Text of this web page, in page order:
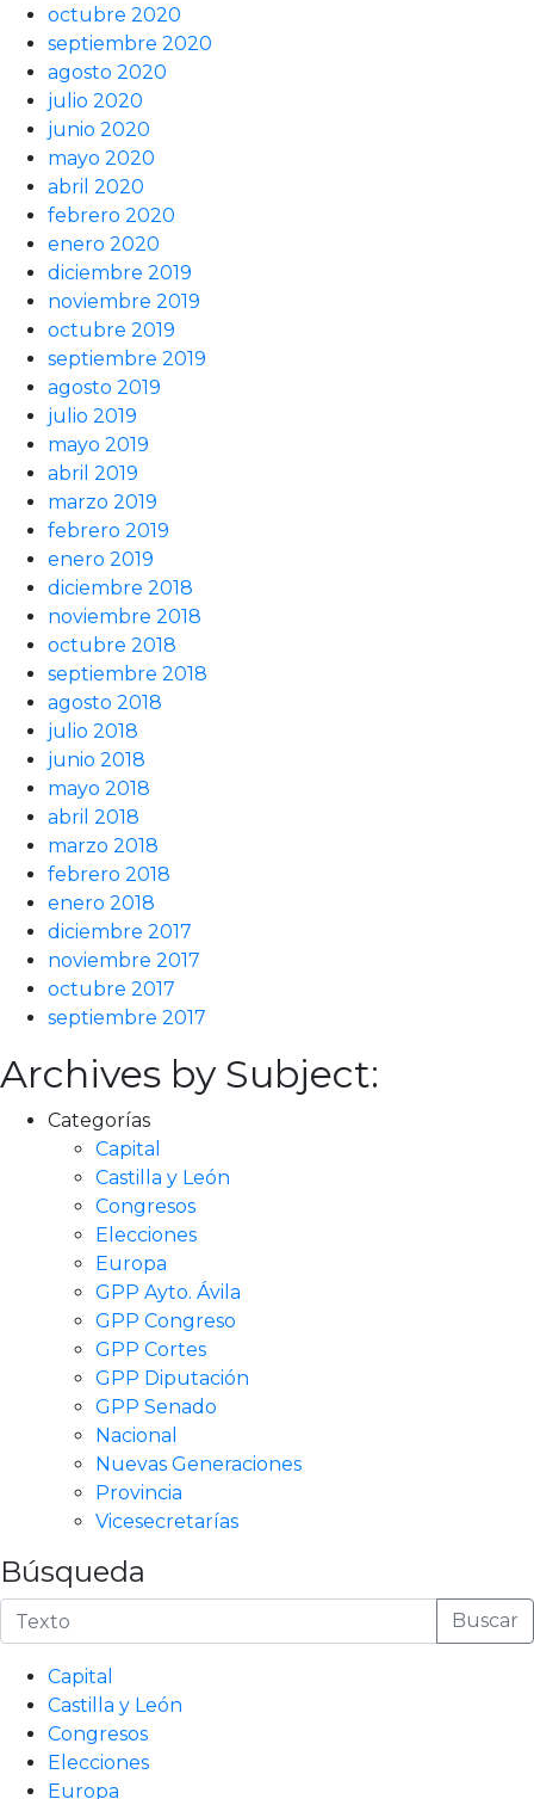
octubre 2020
septiembre 2020
agosto 2020
julio 2020
junio 2020
mayo 2020
abril 2020
febrero 2020
enero 2020
diciembre 2019
noviembre 2019
octubre 2019
septiembre 2019
agosto 2019
julio 2019
mayo 2019
abril 2019
marzo 2019
febrero 2019
enero 2019
diciembre 2018
noviembre 2018
octubre 2018
septiembre 2018
agosto 2018
julio 2018
junio 2018
mayo 2018
abril 2018
marzo 2018
febrero 2018
enero 2018
diciembre 2017
noviembre 2017
octubre 2017
septiembre 2017
Archives by Subject:
Categorías
Capital
Castilla y León
Congresos
Elecciones
Europa
GPP Ayto. Ávila
GPP Congreso
GPP Cortes
GPP Diputación
GPP Senado
Nacional
Nuevas Generaciones
Provincia
Vicesecretarías
Búsqueda
Buscar
Capital
Castilla y León
Congresos
Elecciones
Europa